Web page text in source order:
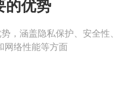
的优势
，涵盖隐私保护、安全性、
网络性能等方面